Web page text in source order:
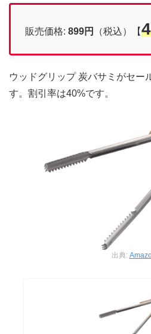
販売価格: 899円 （税込）【
ウッドグリップ 炭バサミがセー
す。割引率は40%です。
出典: